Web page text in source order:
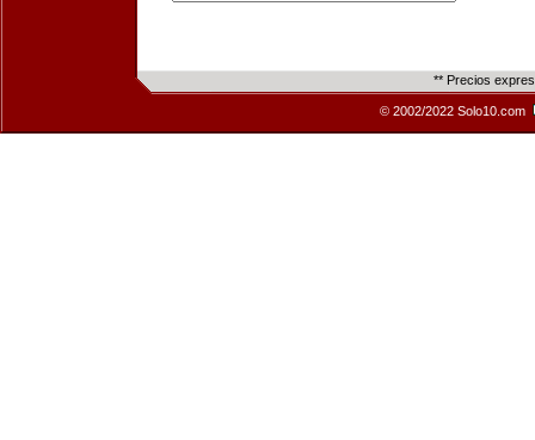
** Precios
© 2002/2022 Solo10.com